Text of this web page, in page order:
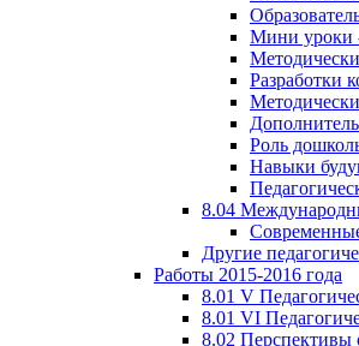
Мини уроки
Разработки
Роль
Навыки
8.04
Другие
Работы 2015-2016 года
8.01 V
8.01 VI
8.02 Перспективы